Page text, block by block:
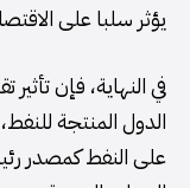
يؤثر سلبا على
في النهاية، فإن
الدول المنتجة
على النفط كمصدر